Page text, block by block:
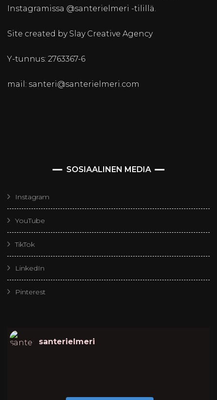
Instagramissa @santerielmeri -tilillä.
Site created by Slay Creative Agency
Y-tunnus: 2763367-6
mail: santeri@santerielmeri.com
SOSIAALINEN MEDIA
Instagram
YouTube
TikTok
LinkedIn
Pinterest
santerielmeri